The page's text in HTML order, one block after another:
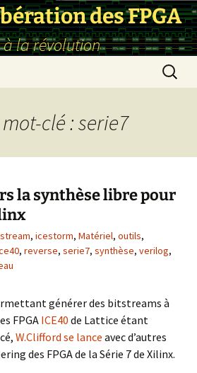
des FPGA
à la révolution
clé : serie7
la synthèse libre pour
, icestorm, Matériel, outils,
, reverse, serie7, synthèse, verilog,
générer des bitstreams à
FPGA ICE40 de Lattice étant
W.Clifford se lance avec d’autres
des FPGA de la Série 7 de Xilinx.